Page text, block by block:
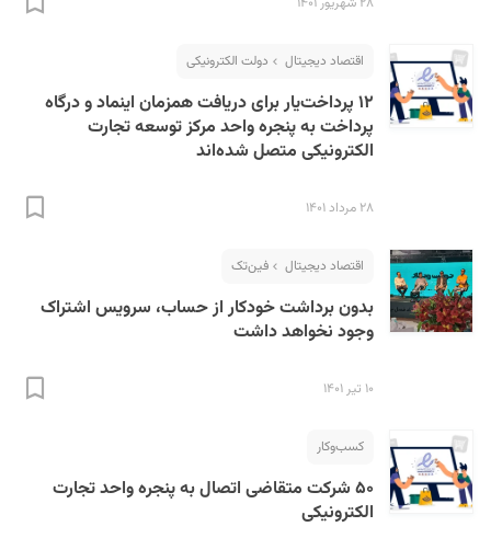
اقتصاد دیجیتال دولت الکترونیکی
۱۲ پرداخت‌یار برای دریافت همزمان اینماد و درگاه
پرداخت به پنجره واحد مرکز توسعه تجارت
الکترونیکی متصل شده‌اند
۲۸ مرداد ۱۴۰۱
اقتصاد دیجیتال فین‌تک
بدون برداشت خودکار از حساب، سرویس اشتراک
وجود نخواهد داشت
۱۰ تیر ۱۴۰۱
کسب‌و‌کار
۵۰ شرکت متقاضی اتصال به پنجره واحد تجارت
الکترونیکی